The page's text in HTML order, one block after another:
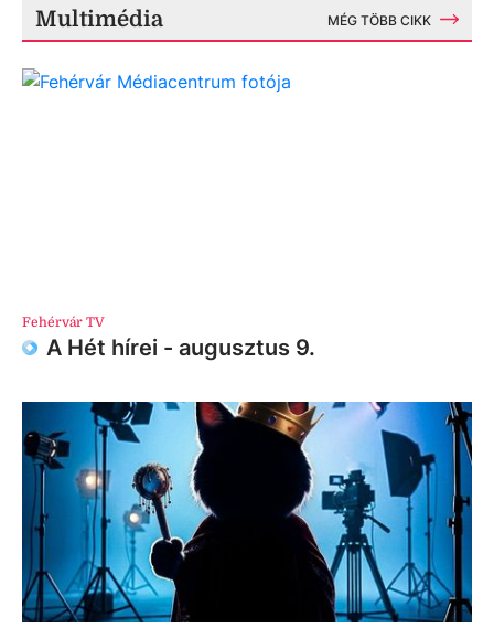
Multimédia MÉG TÖBB CIKK
Fehérvár TV
A Hét hírei - augusztus 9.